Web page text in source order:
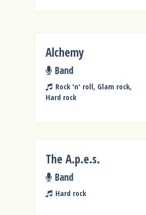
Alchemy
Band
Rock 'n' roll, Glam rock,
Hard rock
The A.p.e.s.
Band
Hard rock